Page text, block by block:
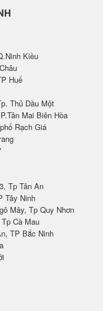
Kiều
Huế
Thủ Dầu Một
Mai Biên Hòa
Rạch Giá
Tp Tân An
Tây Ninh
Mây, Tp Quy Nhơn
Cà Mau
TP Bắc Ninh